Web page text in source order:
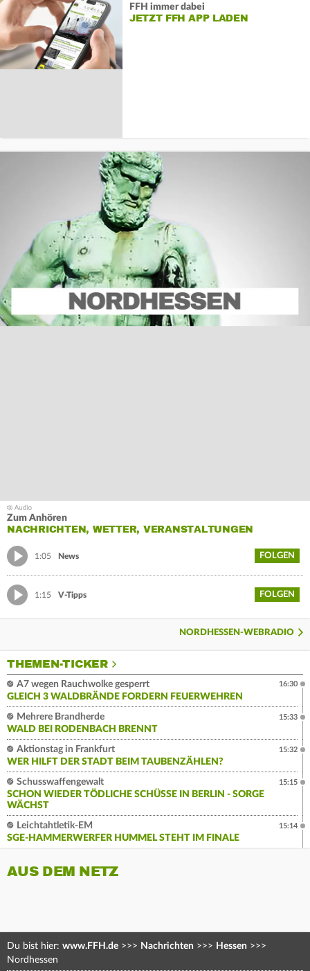
FFH immer dabei
JETZT FFH APP LADEN
Zum Anhören
NACHRICHTEN, WETTER, VERANSTALTUNGEN
1:05 News FOLGEN
1:15 V-Tipps FOLGEN
NORDHESSEN-WEBRADIO
THEMEN-TICKER
A7 wegen Rauchwolke gesperrt
GLEICH 3 WALDBRÄNDE FORDERN FEUERWEHREN
16:30
Mehrere Brandherde
WALD BEI RODENBACH BRENNT
15:33
Aktionstag in Frankfurt
WER HILFT DER STADT BEIM TAUBENZÄHLEN?
15:32
Schusswaffengewalt
SCHON WIEDER TÖDLICHE SCHÜSSE IN BERLIN - SORGE
WÄCHST
15:15
Leichtahtletik-EM
SGE-HAMMERWERFER HUMMEL STEHT IM FINALE
15:14
AUS DEM NETZ
Du bist hier: www.FFH.de >>> Nachrichten >>> Hessen >>>
Nordhessen